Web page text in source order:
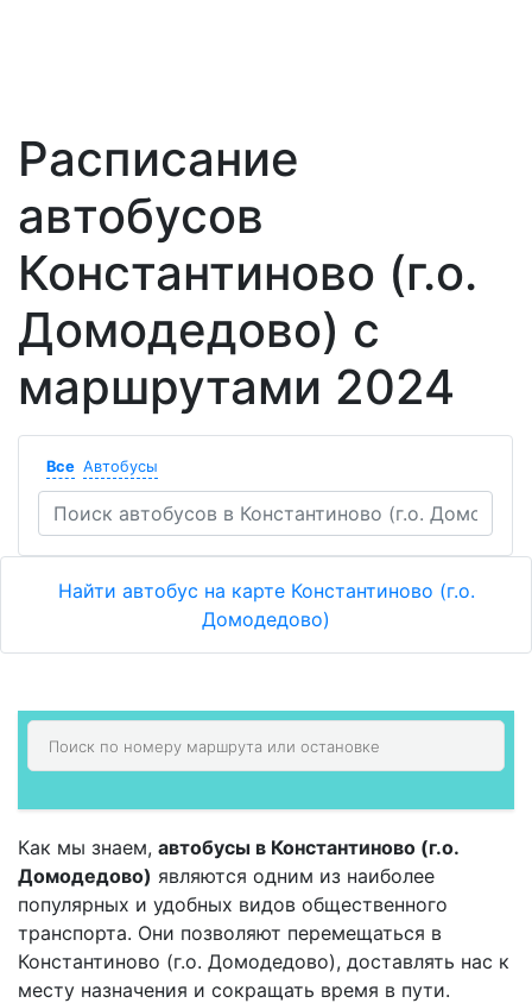
Расписание
автобусов
Константиново (г.о.
Домодедово) с
маршрутами 2024
Все Автобусы
Найти автобус на карте Константиново (г.о.
Домодедово)
Как мы знаем, автобусы в Константиново (г.о.
Домодедово) являются одним из наиболее
популярных и удобных видов общественного
транспорта. Они позволяют перемещаться в
Константиново (г.о. Домодедово), доставлять нас к
месту назначения и сокращать время в пути.